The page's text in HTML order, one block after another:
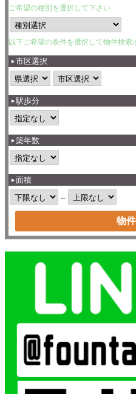
ご希望の種別を選択して下さい
以下ご希望の条件を選択して物件検索
市区選択
駅歩分
築年数
面積
～